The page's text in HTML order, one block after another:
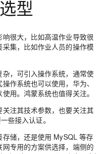
型
很大，比如高温作业导致很
集，比如作业人员的操作模
，可引入操作系统，通常使
作系统也可以使用，华为、
用。鸿蒙系统也值得关注。
注其技术参数，也要关注其
些接入认证。
储，还是使用 MySQL 等存
专用的方案供选择，端侧的